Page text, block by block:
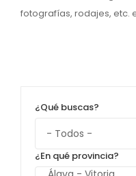
fotografías, rodajes, etc.
¿Qué buscas?
¿En qué provincia?